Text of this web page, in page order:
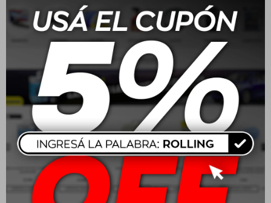
205/55R16 91V Goodyear
Eagle Sport 2
USD 158,00
215/65 R16 102H
Wrangler Workhorse AT
USD